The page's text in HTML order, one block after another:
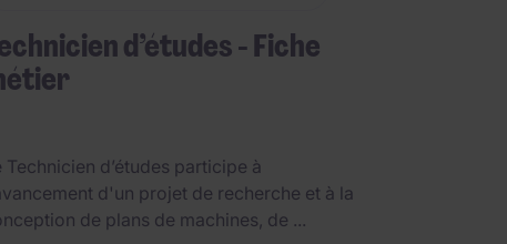
d’études - Fiche
Technicien d’études participe à
d'un projet de recherche et à la
de plans de machines, de ...